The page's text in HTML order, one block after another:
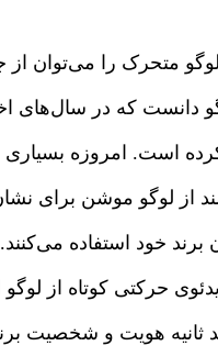
متحرک را می‌توان از
دانست که در سال‌های
کرده است. امروزه
از لوگو موشن برای
برند خود استفاده
حرکتی کوتاه از
ثانیه هویت و شخصیت